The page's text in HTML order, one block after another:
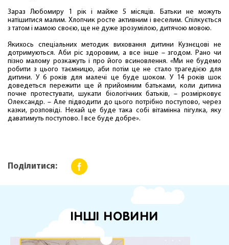
Зараз Любомиру 1 рік і майже 5 місяців. Батьки не можуть
натішитися малим. Хлопчик росте активним і веселим. Спілкується
з татом і мамою своєю, ще не дуже зрозумілою, дитячою мовою.
Якихось спеціальних методик виховання дитини Кузнєцові не
дотримуються. Аби ріс здоровим, а все інше – згодом. Рано чи
пізно малому розкажуть і про його всиновлення. «Ми не будемо
робити з цього таємницю, аби потім це не стало трагедією для
дитини. У 6 років для малечі це буде шоком. У 14 років шок
доведеться пережити ще й прийомним батьками, коли дитина
почне протестувати, шукати біологічних батьків, – розмірковує
Олександр. – Але підводити до цього потрібно поступово, через
казки, розповіді. Нехай це буде така собі вітамінна пігулка, яку
даватимуть поступово. І все буде добре».
Поділитися:
ІНШІ НОВИНИ